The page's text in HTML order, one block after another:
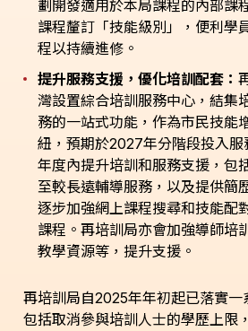
劃開發適用於本局課程的內部課
課程釐訂「技能級別」，便利學
程以持續進修。
提升服務支援，優化培訓配套：
灣設置綜合培訓服務中心，結集
務的一站式功能，作為市民技能
紐，預期於2027年分階段投入
年度內提升培訓和服務支援，包
至較長遠輔導服務，以及提供簡
逐步加強網上課程搜尋和技能配
課程。再培訓局亦會加強導師培
教學資源等，提升支援。
再培訓局自2025年年初起已落實一
包括取消參與培訓人士的學歷上限